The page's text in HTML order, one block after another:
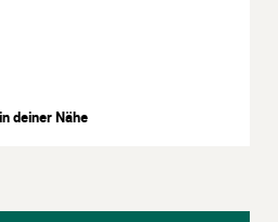
deiner Nähe